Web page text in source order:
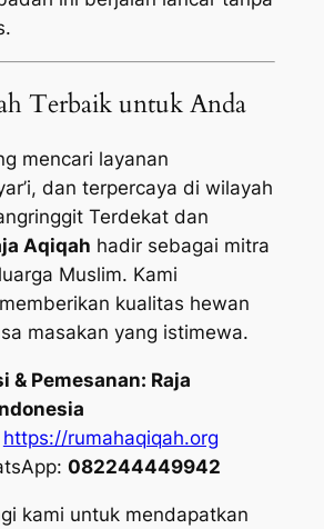
Terbaik untuk Anda
mencari layanan
dan terpercaya di wilayah
Terdekat dan
Aqiqah hadir sebagai mitra
Muslim. Kami
kualitas hewan
masakan yang istimewa.
& Pemesanan: Raja
https://rumahaqiqah.org
082244449942
kami untuk mendapatkan